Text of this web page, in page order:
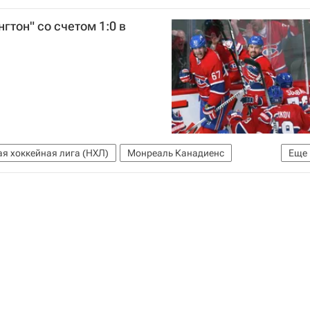
Леонид Кучма
Игорь Плотницкий
мире на Украине в 2015 году Россия
со счетом 1:0 в
Еще
хоккейная лига (НХЛ)
Монреаль Канадиенс